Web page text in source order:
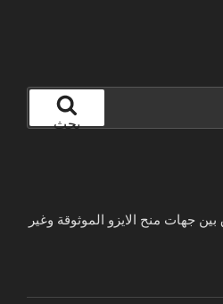
بحث
بين جهات منح الايزو الموثوقة وغير